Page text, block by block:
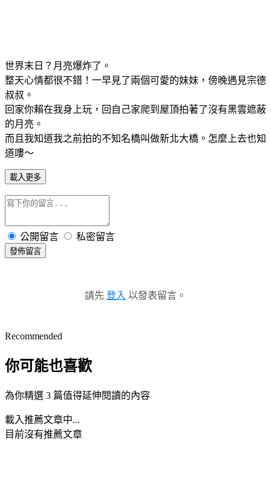
世界末日？月亮爆炸了。
整天心情都很不錯！一早見了兩個可愛的妹妹，傍晚遇見宗德
叔叔。
回家你賴在我身上玩，回自己家爬到屋頂拍著了沒有黑雲遮蔽
的月亮。
而且我知道我之前拍的不知名橋叫做新北大橋。怎麼上去也知
道嘍～
載入更多
公開留言 私密留言
發佈留言
請先 登入 以發表留言。
Recommended
你可能也喜歡
為你精選 3 篇值得延伸閱讀的內容
載入推薦文章中...
目前沒有推薦文章